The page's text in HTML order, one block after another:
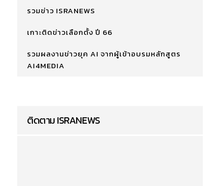
รวมข่าว ISRANEWS
เกาะติดข่าวเลือกตั้ง ปี 66
รวมผลงานข่าวยุค AI จากผู้เข้าอบรมหลักสูตร
AI4MEDIA
ติดตาม ISRANEWS